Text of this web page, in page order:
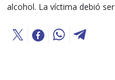
alcohol. La víctima debió